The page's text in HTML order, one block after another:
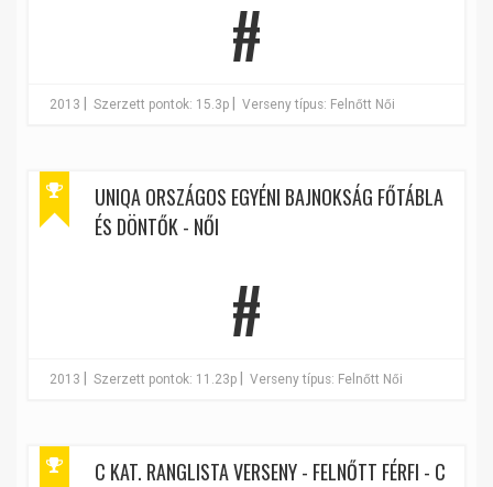
#
2013 Szerzett pontok: 15.3p Verseny típus: Felnőtt Női
UNIQA ORSZÁGOS EGYÉNI BAJNOKSÁG FŐTÁBLA
ÉS DÖNTŐK - NŐI
#
2013 Szerzett pontok: 11.23p Verseny típus: Felnőtt Női
C KAT. RANGLISTA VERSENY - FELNŐTT FÉRFI - C